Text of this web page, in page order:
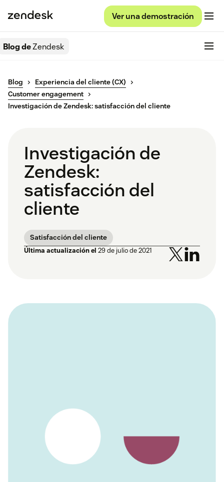
Ver una demostración
Blog deZendesk
Blog
Experiencia del cliente (CX)
Customer engagement
Investigación de Zendesk: satisfacción del cliente
Investigación de
Zendesk:
satisfacción del
cliente
Satisfacción del cliente
Última actualización el 29 de julio de 2021